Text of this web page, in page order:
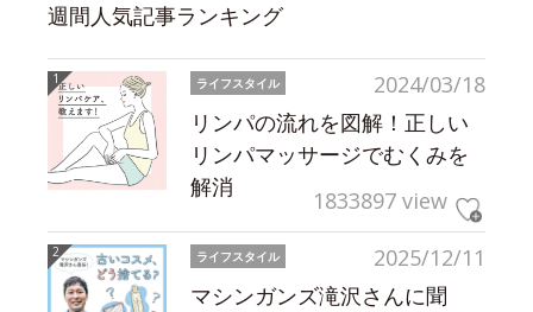
週間人気記事ランキング
2024/03/18
ライフスタイル
リンパの流れを図解！正しい
リンパマッサージでむくみを
解消
1833897 view
2025/12/11
ライフスタイル
マシンガンズ滝沢さんに聞